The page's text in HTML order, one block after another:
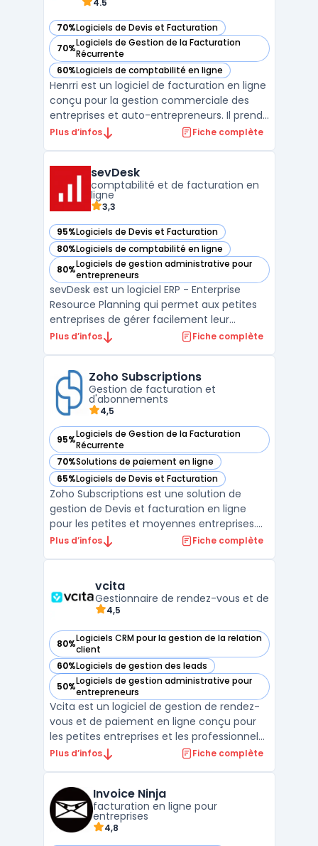
70%Logiciels de Devis et Facturation
— voir Henrri dans cette catégorie
70%Logiciels de Gestion de la Facturation
Récurrente
— voir Henrri dans cette catégorie
60%Logiciels de comptabilité en ligne
— voir Henrri dans cette catégorie
Henrri est un logiciel de facturation en ligne
conçu pour la gestion commerciale des
entreprises et auto-entrepreneurs. Il prend
en compte les besoins concrets des TPE,
réglementation française, y compris la
conformité an ...
Plus d’infos Fiche complète
sevDesk
comptabilité et de facturation en
ligne
3,3
95%Logiciels de Devis et Facturation
— voir sevDesk dans cette catégorie
80%Logiciels de comptabilité en ligne
— voir sevDesk dans cette catégorie
80%Logiciels de gestion administrative pour
entrepreneurs
— voir sevDesk dans cette catégorie
sevDesk est un logiciel ERP - Enterprise
Resource Planning qui permet aux petites
entreprises de gérer facilement leur
comptabilité et leurs finances. Il offre une
factures, les paiements, les devis et la
gestion de l ...
Plus d’infos Fiche complète
Zoho Subscriptions
Gestion de facturation et
d'abonnements
4,5
95%Logiciels de Gestion de la Facturation
Récurrente
— voir Zoho Subscriptions dans cette catégorie
70%Solutions de paiement en ligne
— voir Zoho Subscriptions dans cette catégorie
65%Logiciels de Devis et Facturation
— voir Zoho Subscriptions dans cette catégorie
Zoho Subscriptions est une solution de
gestion de Devis et facturation en ligne
pour les petites et moyennes entreprises.
Cette plateforme offre des fonctionnalités
suivi des paiements et la gestion des taxes.
La ...
Plus d’infos Fiche complète
vcita
Gestionnaire de rendez-vous et de
4,5
80%Logiciels CRM pour la gestion de la relation
client
— voir vcita dans cette catégorie
60%Logiciels de gestion des leads
— voir vcita dans cette catégorie
50%Logiciels de gestion administrative pour
entrepreneurs
— voir vcita dans cette catégorie
Vcita est un logiciel de gestion de rendez-
vous et de paiement en ligne conçu pour
les petites entreprises et les professionnels
indépendants. Il offre une gamme
avec leurs clients et à automatiser les
tâches admini ...
Plus d’infos Fiche complète
Invoice Ninja
facturation en ligne pour
entreprises
4,8